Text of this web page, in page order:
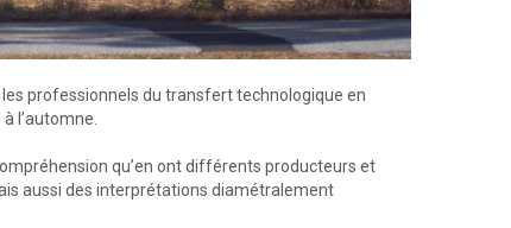
professionnels du transfert technologique en
l’automne.
qu’en ont différents producteurs et
aussi des interprétations diamétralement